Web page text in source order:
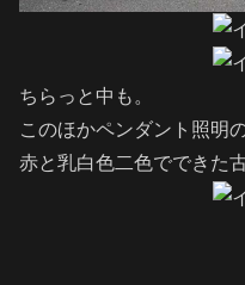
ちらっと中も。
このほかペンダント照明
赤と乳白色二色でできた